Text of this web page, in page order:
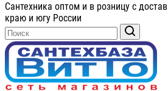
Сантехника оптом и в розницу с
краю и югу России